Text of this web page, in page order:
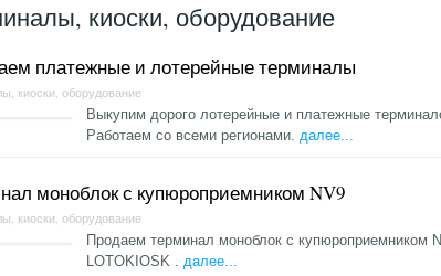
киоски, оборудование
платежные и лотерейные терминалы
киоски, оборудование
Выкупим дорого лотерейные и платежные
Работаем со всеми регионами.далее...
моноблок с купюроприемником NV9
киоски, оборудование
Продаем терминал моноблок с купюроприемником
LOTOKIOSK .далее...